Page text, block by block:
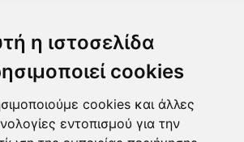
η ιστοσελίδα
cookies
cookies και άλλες
εντοπισμού για την
μαζί μας μέσω της